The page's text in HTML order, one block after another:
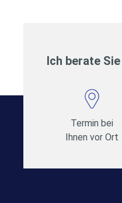
Ich berate
Termin bei
Ihnen vor Ort